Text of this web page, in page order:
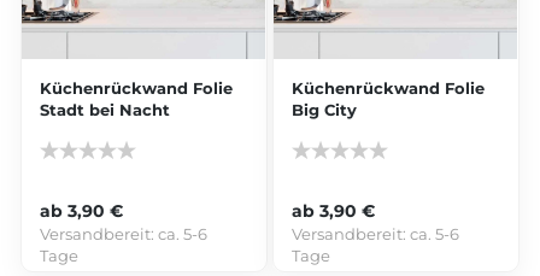
Küchenrückwand Folie
Stadt bei Nacht
ab 3,90 €
Versandbereit:ca. 5-6
Tage
Küchenrückwand Folie
Big City
ab 3,90 €
Versandbereit:ca. 5-6
Tage